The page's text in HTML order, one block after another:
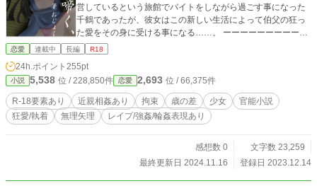
営しているという旅館でバイトをしながら過ごす事になった
千鶴であったが、彼女はこの新しい生活によって伯父の狂っ
た愛をその身に受ける事になる……。 ーーーーーーーーーー
伯父(40代男)×養女(16歳元JK) 兄妹の近親相姦を仄めかす表現
トルには＊がつけられており、冒頭に要素の注釈が入りま
す。 基本的にはレイプ、強姦、望まない性行為を取り扱って
おります。 本作そのような犯罪行為を助長する目的で書かれ
ているものではありません。あくまで娯楽としての読み物と
してお楽しみ下さい。
恋愛 連載中 長編 R18
24h.ポイント 255pt
小説 5,538 位 / 228,850件 恋愛 2,693 位 / 66,375件
R-18要素あり 近親相姦あり 拘束 歳の差 少女
官能小説
狂愛/執着
無理矢理 レイプ/強姦/輪姦表現あり
感想数 0
文字数 23,259
最終更新日 2024.11.16
登録日 2023.12.14